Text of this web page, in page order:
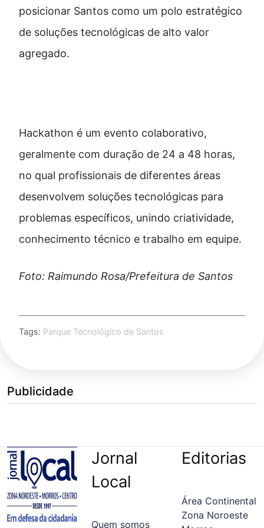
posicionar Santos como um polo estratégico
de soluções tecnológicas de alto valor
agregado.
Hackathon é um evento colaborativo,
geralmente com duração de 24 a 48 horas,
no qual profissionais de diferentes áreas
desenvolvem soluções tecnológicas para
problemas específicos, unindo criatividade,
conhecimento técnico e trabalho em equipe.
Foto: Raimundo Rosa/Prefeitura de Santos
Tags: Parque Tecnológico de Santos
Publicidade
Jornal
Local
Quem somos
Editorias
Área Continental
Zona Noroeste